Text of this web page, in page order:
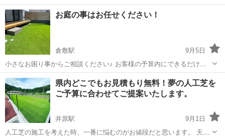
の草が気になるからコンクリートにして欲しい。 足が悪いからスロー
プにして欲しい。 大きな石を撤去して欲しい。 などのリフォーム工事
岡山 倉敷市 倉敷駅 その他 無料
お庭の事はお任せください！
倉敷駅
9月5日
小さなお困り事からご相談ください♪ お客様の予算内にできるだけ収
まるように お客様のご希望に寄り添った工事をさせていただいており
ます☺️ 一度お見積もり（無料）だけでもいかがでしょうか？ 雑草が気
になるからコンクリート•砂...
岡山 倉敷市 倉敷駅 その他 無料
県内どこでもお見積もり無料！夢の人工芝を
ご予算に合わせてご提案いたします。
井原駅
9月1日
人工芝の施工を考えた時、一番に悩むのがお値段だと思います。 天然